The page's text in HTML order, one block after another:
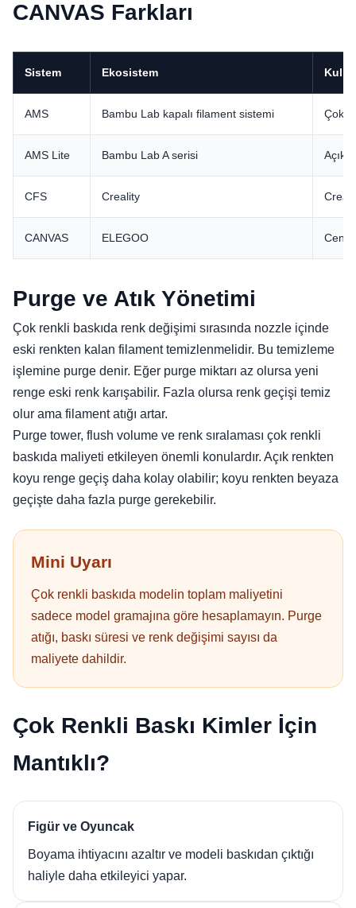
CANVAS Farkları
Sistem Ekosistem
AMS Bambu Lab kapalı filament sistemi Çok
AMS Lite Bambu Lab A serisi Açık
CFS Creality
CANVAS ELEGOO
Purge ve Atık Yönetimi
Çok renkli baskıda renk değişimi sırasında nozzle içinde
eski renkten kalan filament temizlenmelidir. Bu temizleme
işlemine purge denir. Eğer purge miktarı az olursa yeni
renge eski renk karışabilir. Fazla olursa renk geçişi temiz
olur ama filament atığı artar.
Purge tower, flush volume ve renk sıralaması çok renkli
baskıda maliyeti etkileyen önemli konulardır. Açık renkten
koyu renge geçiş daha kolay olabilir; koyu renkten beyaza
geçişte daha fazla purge gerekebilir.
Mini Uyarı
Çok renkli baskıda modelin toplam maliyetini
sadece model gramajına göre hesaplamayın. Purge
atığı, baskı süresi ve renk değişimi sayısı da
maliyete dahildir.
Çok Renkli Baskı Kimler İçin
Mantıklı?
Figür ve Oyuncak
Boyama ihtiyacını azaltır ve modeli baskıdan çıktığı
haliyle daha etkileyici yapar.